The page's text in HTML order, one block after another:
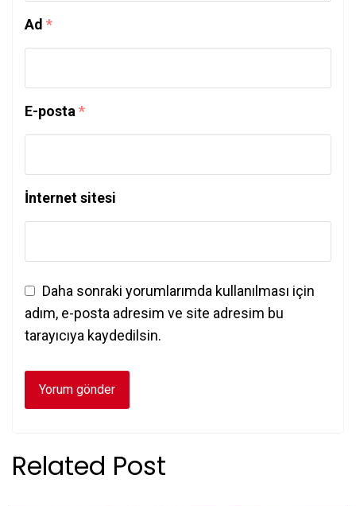
Ad *
E-posta *
İnternet sitesi
Daha sonraki yorumlarımda kullanılması için
adım, e-posta adresim ve site adresim bu
tarayıcıya kaydedilsin.
Related Post